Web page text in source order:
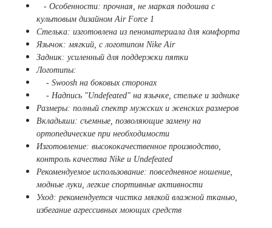
- Особенности: прочная, не маркая подошва с
культовым дизайном Air Force 1
Стелька: изготовлена из пеноматериала для комфорта
Язычок: мягкий, с логотипом Nike Air
Задник: усиленный для поддержки пятки
Логотипы:
- Swoosh на боковых сторонах
- Надпись "Undefeated" на язычке, стельке и заднике
Размеры: полный спектр мужских и женских размеров
Вкладыши: съемные, позволяющие замену на
ортопедические при необходимости
Изготовление: высококачественное производство,
контроль качества Nike и Undefeated
Рекомендуемое использование: повседневное ношение,
модные луки, легкие спортивные активности
Уход: рекомендуется чистка мягкой влажной тканью,
избегание агрессивных моющих средств